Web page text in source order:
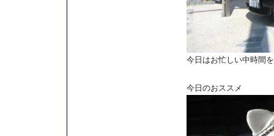
今日はお忙しい中時間
今日のおススメ